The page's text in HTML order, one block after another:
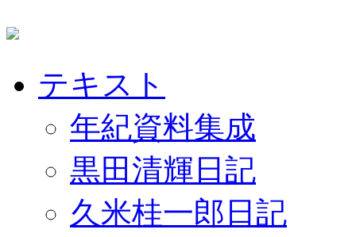
テキスト
年紀資料集成
黒田清輝日記
久米桂一郎日記